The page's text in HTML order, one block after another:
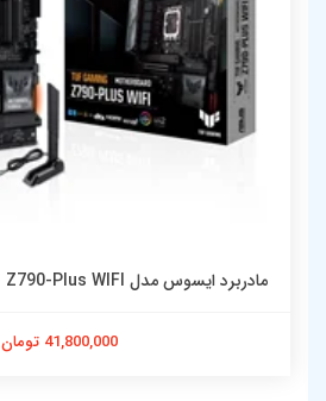
مادربرد ایسوس مدل ASUS TUF GAMING Z790-Plus WIFI
41,800,000 تومان